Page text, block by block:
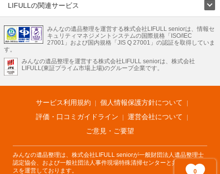
0
を利用し検索してみましょう。部屋片付けはいつか着手しようと思っていると、
ご自分で無理なくできる片付け方法やご実家の片付けノウハウもお届けしていま
すので、ぜひあわせてご覧ください。
LIFULLの関連サービス
不動産・住宅
引越し 老人ホーム 地方創生 ママの就労支援
不動産クラウドファンディング 遺品整理 老後の暮らし情報
LIFULL HOME'Sのサービス
不動産・住宅
不動産査定 マンション専門売却査定 不動産投資 アドバイザー
不動産アーカイブ
空き家バンク 家賃相場 不動産会社
まちむすび
不動産用語集 住まいのお役立ち情報
LIFULL HOME'S PRESS
アプリ 不動産データ 不動産転職
みんなの遺品整理を運営する株式会社LIFULL seniorは、情報セ
キュリティマネジメントシステムの国際規格「ISO/IEC
27001」および国内規格「JIS Q 27001」の認証を取得していま
す。
みんなの遺品整理を運営する株式会社LIFULL seniorは、株式会社
LIFULL(東証プライム市場上場)のグループ企業です。
サービス利用規約
個人情報保護方針について
評価・口コミガイドライン
運営会社について
ご意見・ご要望
みんなの遺品整理は、株式会社LIFULL seniorが一般財団法人遺品整理士
認定協会、および一般社団法人事件現場特殊清掃センターと共同でサービ
スを運営しております。